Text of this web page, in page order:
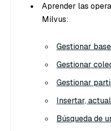
Aprender las
Milvus:
Gestionar
Gestionar
Gestionar
Insertar,
Búsqueda de